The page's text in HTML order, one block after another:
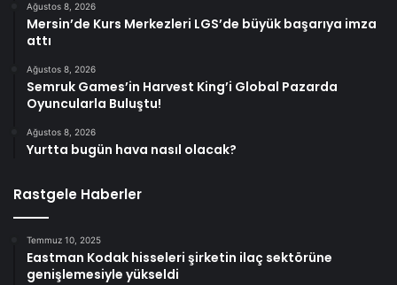
Ağustos 8, 2026
Mersin’de Kurs Merkezleri LGS’de büyük başarıya imza
attı
Ağustos 8, 2026
Semruk Games’in Harvest King’i Global Pazarda
Oyuncularla Buluştu!
Ağustos 8, 2026
Yurtta bugün hava nasıl olacak?
Rastgele Haberler
Temmuz 10, 2025
Eastman Kodak hisseleri şirketin ilaç sektörüne
genişlemesiyle yükseldi